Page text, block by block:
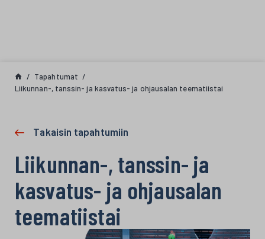
Tapahtumat
Liikunnan-, tanssin- ja kasvatus- ja ohjausalan teematiistai
Takaisin tapahtumiin
Liikunnan-, tanssin- ja
kasvatus- ja ohjausalan
teematiistai